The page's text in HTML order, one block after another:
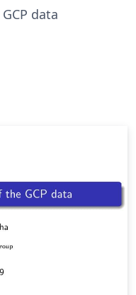
data